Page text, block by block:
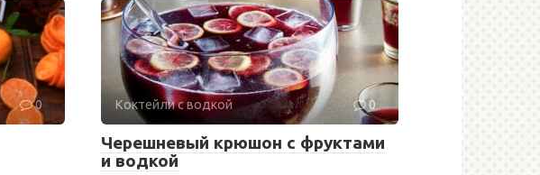
0 Коктейли с водкой 0
Черешневый крюшон с фруктами
и водкой